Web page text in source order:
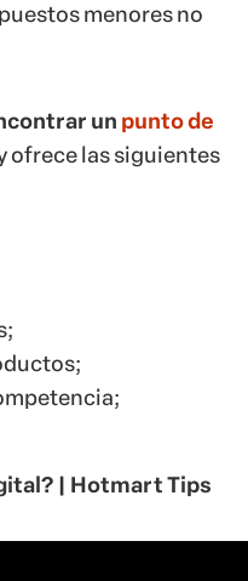
menores no
un punto de
ofrece las siguientes
| Hotmart Tips